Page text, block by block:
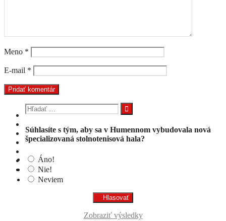
Meno *
E-mail *
Hľadať:
Súhlasíte s tým, aby sa v Humennom vybudovala nová
špecializovaná stolnotenisová hala?
Áno!
Nie!
Neviem
Zobraziť výsledky